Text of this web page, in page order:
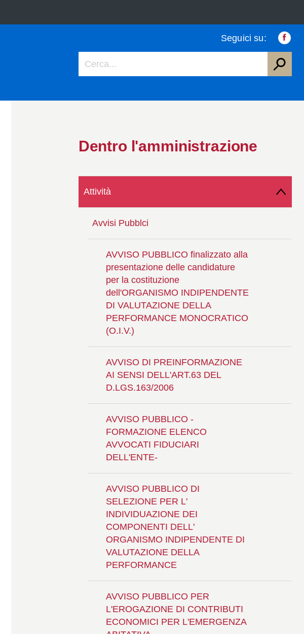
Seguici su:
Dentro l'amministrazione
Attività
Avvisi Pubblci
AVVISO PUBBLICO finalizzato alla
presentazione delle candidature
per la costituzione
dell'ORGANISMO INDIPENDENTE
DI VALUTAZIONE DELLA
PERFORMANCE MONOCRATICO
(O.I.V.)
AVVISO DI PREINFORMAZIONE
AI SENSI DELL'ART.63 DEL
D.LGS.163/2006
AVVISO PUBBLICO -
FORMAZIONE ELENCO
AVVOCATI FIDUCIARI
DELL'ENTE-
AVVISO PUBBLICO DI
SELEZIONE PER L'
INDIVIDUAZIONE DEI
COMPONENTI DELL'
ORGANISMO INDIPENDENTE DI
VALUTAZIONE DELLA
PERFORMANCE
AVVISO PUBBLICO PER
L'EROGAZIONE DI CONTRIBUTI
ECONOMICI PER L'EMERGENZA